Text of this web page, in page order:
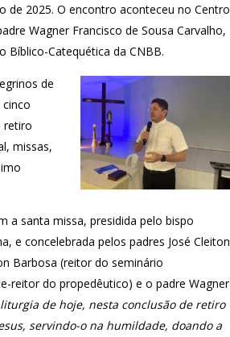
de 2025. O encontro aconteceu no Centro
Wagner Francisco de Sousa Carvalho,
Bíblico-Catequética da CNBB.
de
retiro
missas,
a santa missa, presidida pelo bispo
e concelebrada pelos padres José Cleiton
Barbosa (reitor do seminário
reitor do propedêutico) e o padre Wagner
liturgia de hoje, nesta conclusão de retiro
servindo-o na humildade, doando a